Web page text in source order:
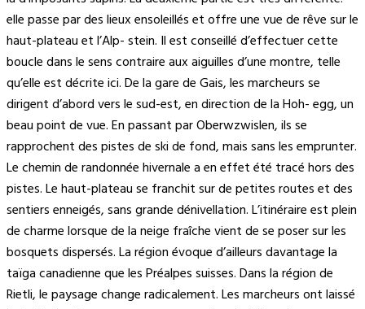
elle passe par des lieux ensoleillés et offre une vue de rêve sur le
haut-plateau et l’Alp- stein. Il est conseillé d’effectuer cette
boucle dans le sens contraire aux aiguilles d’une montre, telle
qu’elle est décrite ici. De la gare de Gais, les marcheurs se
dirigent d’abord vers le sud-est, en direction de la Hoh- egg, un
beau point de vue. En passant par Oberwzwislen, ils se
rapprochent des pistes de ski de fond, mais sans les emprunter.
Le chemin de randonnée hivernale a en effet été tracé hors des
pistes. Le haut-plateau se franchit sur de petites routes et des
sentiers enneigés, sans grande dénivellation. L’itinéraire est plein
de charme lorsque de la neige fraîche vient de se poser sur les
bosquets dispersés. La région évoque d’ailleurs davantage la
taïga canadienne que les Préalpes suisses. Dans la région de
Rietli, le paysage change radicalement. Les marcheurs ont laissé